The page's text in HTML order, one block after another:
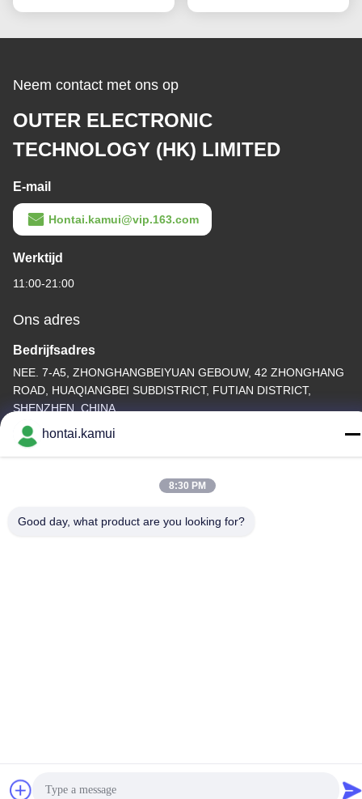
Neem contact met ons op
OUTER ELECTRONIC
TECHNOLOGY (HK) LIMITED
E-mail
Hontai.kamui@vip.163.com
Werktijd
11:00-21:00
Ons adres
Bedrijfsadres
NEE. 7-A5, ZHONGHANGBEIYUAN GEBOUW, 42 ZHONGHANG
ROAD, HUAQIANGBEI SUBDISTRICT, FUTIAN DISTRICT,
SHENZHEN, CHINA
Fabrieksadres
hontai.kamui
8:30 PM
Good day, what product are you looking for?